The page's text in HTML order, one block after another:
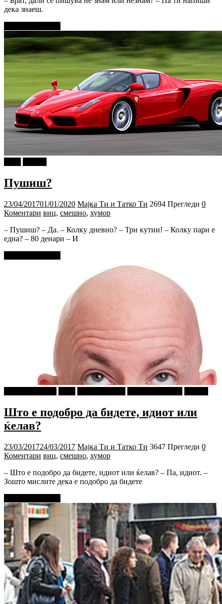
дека знаеш.
Пушиш?
23/04/201701/01/2020 Мајка Ти и Татко Ти 2694 Прегледи 0
Коментари виц, смешно, хумор
– Пушиш? – Да. – Колку дневно? – Три кутии! – Колку пари е
една? – 80 денари – И
Што е подобро да бидете, идиот или
ќелав?
23/03/201724/03/2017 Мајка Ти и Татко Ти 3647 Прегледи 0
Коментари виц, смешно, хумор
– Што е подобро да бидете, идиот или ќелав? – Па, идиот. –
Зошто мислите дека е подобро да бидете